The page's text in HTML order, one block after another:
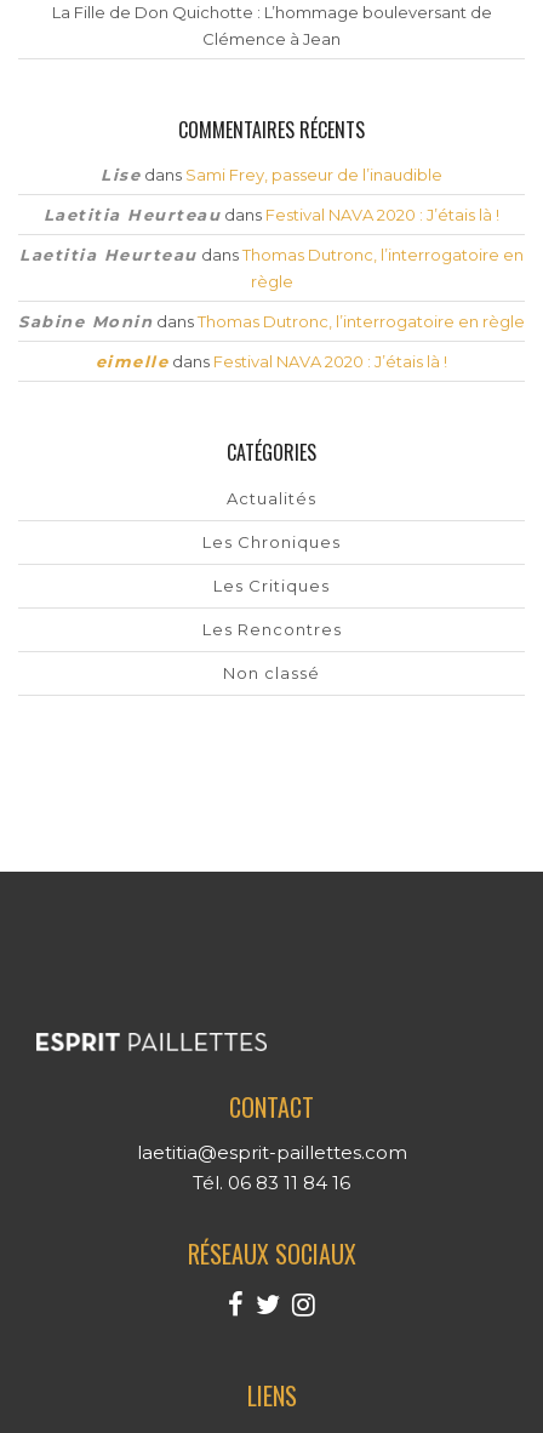
La Fille de Don Quichotte : L’hommage bouleversant de
Clémence à Jean
COMMENTAIRES RÉCENTS
Lise dans Sami Frey, passeur de l’inaudible
Laetitia Heurteau dans Festival NAVA 2020 : J’étais là !
Laetitia Heurteau dansThomas Dutronc, l’interrogatoire en
règle
Sabine Monin dansThomas Dutronc, l’interrogatoire en règle
eimelle dans Festival NAVA 2020 : J’étais là !
CATÉGORIES
Actualités
Les Chroniques
Les Critiques
Les Rencontres
Non classé
CONTACT
laetitia@esprit-paillettes.com
Tél. 06 83 11 84 16
RÉSEAUX SOCIAUX
LIENS